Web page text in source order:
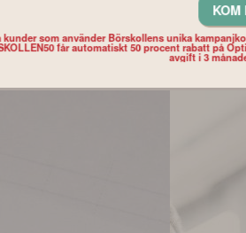
KOM
kunder som använder Börskollens unika
får automatiskt 50 procent rabatt på
avgift i 3